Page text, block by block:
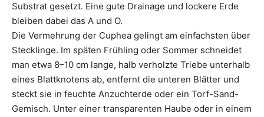
Substrat gesetzt. Eine gute Drainage und lockere Erde
bleiben dabei das A und O.
Die Vermehrung der Cuphea gelingt am einfachsten über
Stecklinge. Im späten Frühling oder Sommer schneidet
man etwa 8–10 cm lange, halb verholzte Triebe unterhalb
eines Blattknotens ab, entfernt die unteren Blätter und
steckt sie in feuchte Anzuchterde oder ein Torf-Sand-
Gemisch. Unter einer transparenten Haube oder in einem